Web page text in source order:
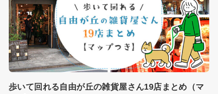
歩いて回れる自由が丘の雑貨屋さん19店まとめ（マ